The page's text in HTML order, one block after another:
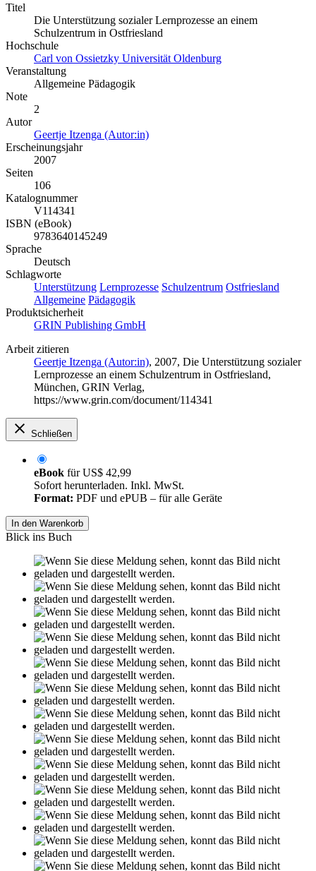
Titel
Die Unterstützung sozialer Lernprozesse an einem
Schulzentrum in Ostfriesland
Hochschule
Carl von Ossietzky Universität Oldenburg
Veranstaltung
Allgemeine Pädagogik
Note
2
Autor
Geertje Itzenga (Autor:in)
Erscheinungsjahr
2007
Seiten
106
Katalognummer
V114341
ISBN (eBook)
9783640145249
Sprache
Deutsch
Schlagworte
Unterstützung Lernprozesse Schulzentrum Ostfriesland
Allgemeine Pädagogik
Produktsicherheit
GRIN Publishing GmbH
Arbeit zitieren
Geertje Itzenga (Autor:in), 2007, Die Unterstützung sozialer
Lernprozesse an einem Schulzentrum in Ostfriesland,
München, GRIN Verlag,
https://www.grin.com/document/114341
Schließen
eBook fürUS$ 42,99
Sofort herunterladen. Inkl. MwSt.
Format: PDF und ePUB – für alle Geräte
In den Warenkorb
Blick ins Buch
Leseprobe aus 106 Seiten